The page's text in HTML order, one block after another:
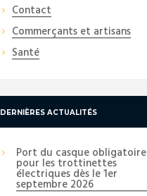
Contact
Commerçants et artisans
Santé
DERNIÈRES ACTUALITÉS
Port du casque obligatoire
pour les trottinettes
électriques dès le 1er
septembre 2026